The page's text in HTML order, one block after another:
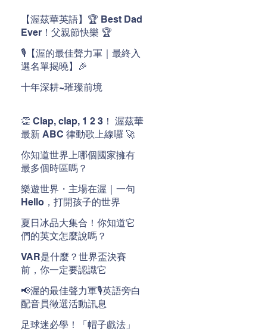
【渥茲華英語】🏆 Best Dad
Ever！父親節快樂 🏆
🎙️【渥的最佳聲力軍｜最終入
選名單揭曉】🎉
十年深耕~璀璨前境
👏 Clap, clap, 1 2 3！ 渥茲華
最新 ABC 律動歌上線囉 🚀
你知道世界上哪個國家擁有
最多個時區嗎？
樂遊世界・主場在渥｜一句
Hello，打開孩子的世界
夏日冰品大集合！你知道它
們的英文怎麼說嗎？
VAR是什麼？世界盃決賽
前，你一定要認識它
📢渥的最佳聲力軍🎙️英語旁白
配音員徵選活動訊息
足球迷必學！「帽子戲法」